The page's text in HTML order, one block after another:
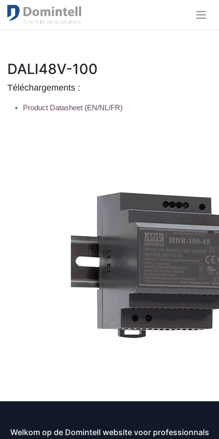
DALI48V-100
Téléchargements :
Product Datasheet (EN/NL/FR)
Welkom op de Domintell website voor professionnals